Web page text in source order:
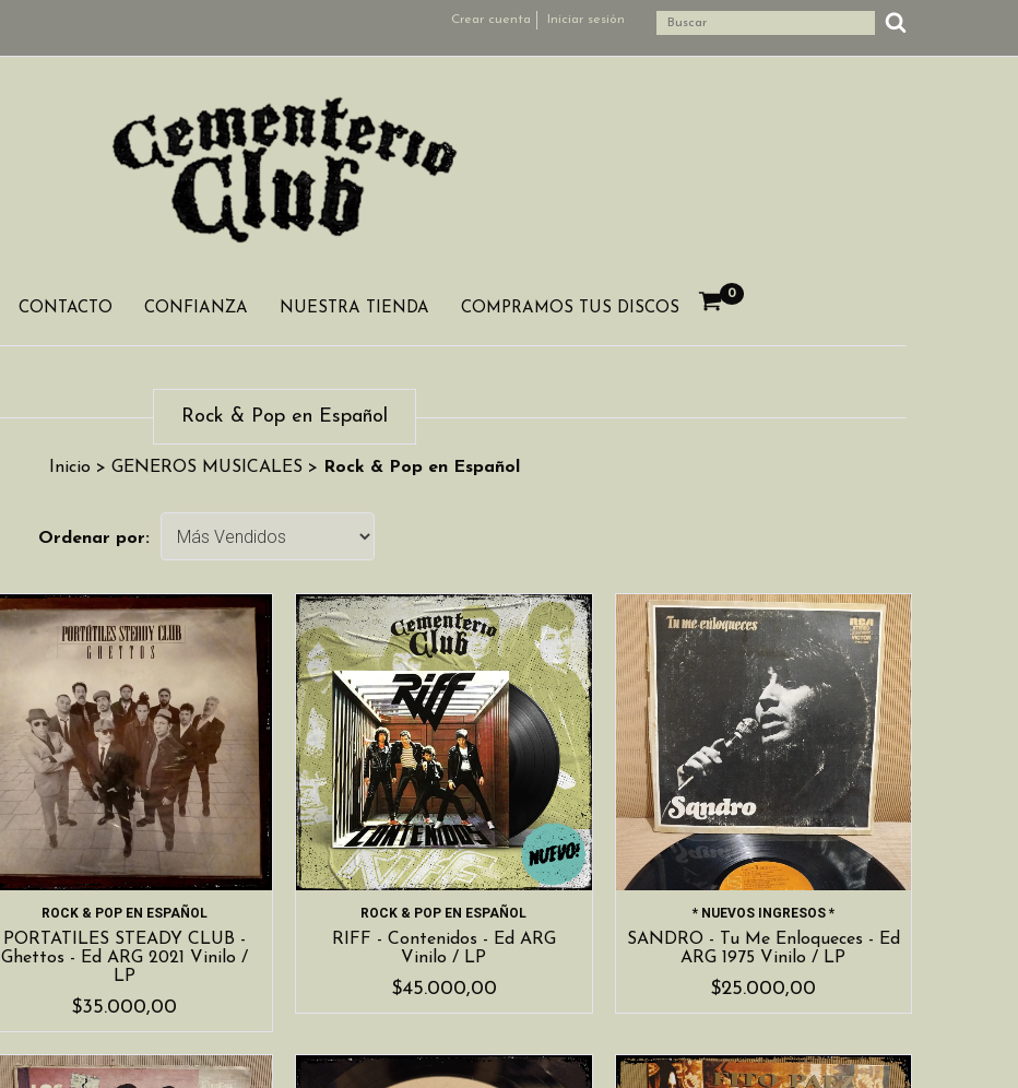
Crear cuenta Iniciar sesión
CONTACTO CONFIANZA NUESTRA TIENDA COMPRAMOS TUS DISCOS
0
Rock & Pop en Español
Inicio > GENEROS MUSICALES > Rock & Pop en Español
Ordenar por:
ROCK & POP EN ESPAÑOL
PORTATILES STEADY CLUB -
Ghettos - Ed ARG 2021 Vinilo /
LP
$35.000,00
ROCK & POP EN ESPAÑOL
RIFF - Contenidos - Ed ARG
Vinilo / LP
$45.000,00
* NUEVOS INGRESOS *
SANDRO - Tu Me Enloqueces - Ed
ARG 1975 Vinilo / LP
$25.000,00